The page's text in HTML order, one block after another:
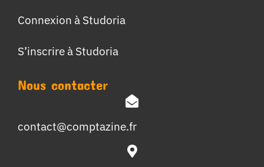
Connexion à Studoria
S’inscrire à Studoria
Nous contacter
contact@comptazine.fr